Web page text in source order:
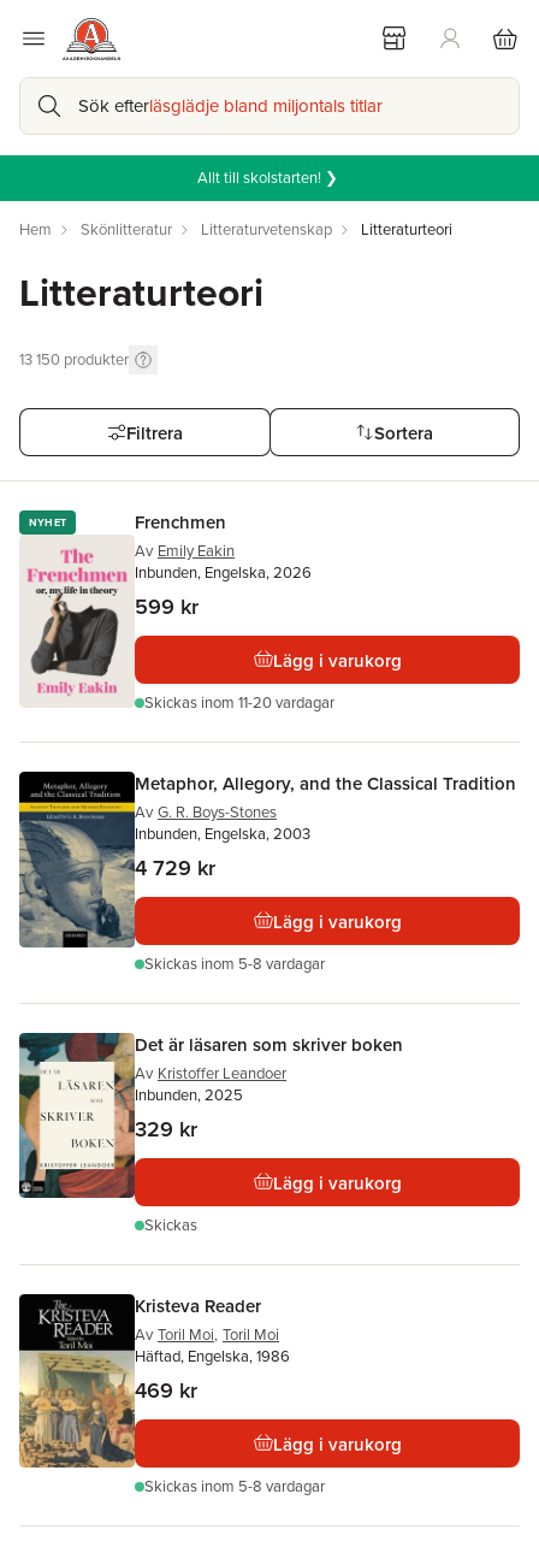
Sök efterläsglädje bland miljontals titlar
Allt till skolstarten! ❯
Hem Skönlitteratur Litteraturvetenskap Litteraturteori
Litteraturteori
13 150 produkter
Filtrera Sortera
NYHET Frenchmen
Av Emily Eakin
Inbunden, Engelska, 2026
599 kr
Lägg i varukorg
Skickas inom 11-20 vardagar
Metaphor, Allegory, and the Classical Tradition
Av G. R. Boys-Stones
Inbunden, Engelska, 2003
4 729 kr
Lägg i varukorg
Skickas inom 5-8 vardagar
Det är läsaren som skriver boken
Av Kristoffer Leandoer
Inbunden, 2025
329 kr
Lägg i varukorg
Skickas
Kristeva Reader
Av Toril Moi, Toril Moi
Häftad, Engelska, 1986
469 kr
Lägg i varukorg
Skickas inom 5-8 vardagar